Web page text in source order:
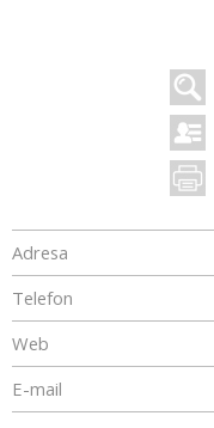
Adresa
Telefon
Web
E-mail